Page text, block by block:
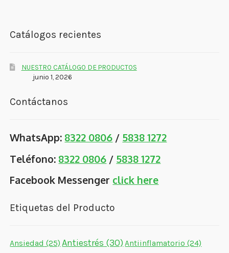
Catálogos recientes
NUESTRO CATÁLOGO DE PRODUCTOS
junio 1, 2026
Contáctanos
WhatsApp: 8322 0806 / 5838 1272
Teléfono: 8322 0806 / 5838 1272
Facebook Messenger click here
Etiquetas del Producto
Ansiedad (25) Antiestrés (30)Antiinflamatorio (24)